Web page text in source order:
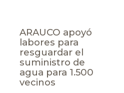
ARAUCO apoyó
labores para
resguardar el
suministro de
agua para 1.500
vecinos